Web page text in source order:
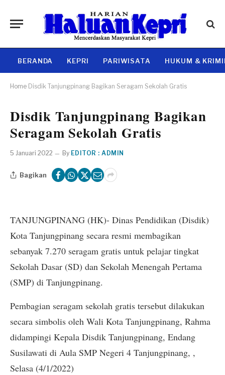
BERANDA KEPRI PARIWISATA HUKUM &
Home Disdik Tanjungpinang Bagikan Seragam Sekolah Gratis
Disdik Tanjungpinang Bagikan
Seragam Sekolah Gratis
5 Januari 2022 By EDITOR : ADMIN
Bagikan
TANJUNGPINANG (HK)- Dinas Pendidikan (Disdik)
Kota Tanjungpinang secara resmi membagikan
sebanyak 7.270 seragam gratis untuk pelajar tingkat
Sekolah Dasar (SD) dan Sekolah Menengah Pertama
(SMP) di Tanjungpinang.
Pembagian seragam sekolah gratis tersebut dilakukan
secara simbolis oleh Wali Kota Tanjungpinang, Rahma
didampingi Kepala Disdik Tanjungpinang, Endang
Susilawati di Aula SMP Negeri 4 Tanjungpinang, ,
Selasa (4/1/2022)